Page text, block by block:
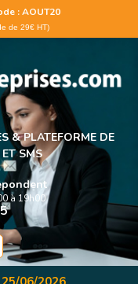
: AOUT20
de 29€ HT)
&PLATEFORME DE
SMS
à 19h00